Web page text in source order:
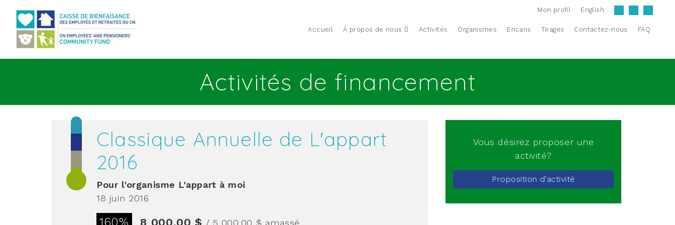
Accueil À propos de nous Activités Organismes Encans Tirages Contactez-nous FAQ
Mon profil English
Activités de financement
Classique Annuelle de L'appart
2016
Pour l'organisme L'appart à moi
18 juin 2016
160% 8 000,00 $ / 5 000,00 $ amassé
Vous désirez proposer une
activité?
Proposition d'activité